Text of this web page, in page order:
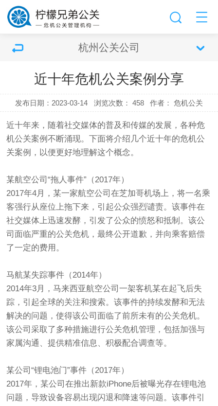
杭州公关公司
近十年危机公关案例分享
发布日期：2023-03-14 浏览次数： 458 作者： 危机公关
近十年来，随着社交媒体的普及和传媒的发展，各种危
机公关案例不断涌现。下面将介绍几个近十年的危机公
关案例，以便更好地理解这个概念。
某航空公司“拖人事件”（2017年）
2017年4月，某一家航空公司在芝加哥机场上，将一名乘
客强行从座位上拖下来，引起公众强烈谴责。该事件在
社交媒体上迅速发酵，引发了公众的愤怒和抵制。该公
司面临严重的公关危机，最终公开道歉，并向乘客赔偿
了一定的费用。
马航某失踪事件（2014年）
2014年3月，马来西亚航空公司一架客机某在起飞后失
踪，引起全球的关注和搜索。该事件的持续发酵和无法
解决的问题，使得该公司面临了前所未有的公关危机。
该公司采取了多种措施进行公关危机管理，包括加强与
家属沟通、提供精准信息、积极配合调查等。
某公司“锂电池门”事件（2017年）
2017年，某公司在推出新款iPhone后被曝光存在锂电池
问题，导致设备容易出现闪退和降速等问题。该事件引